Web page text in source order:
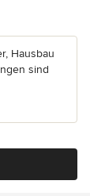
Hausbau
sind